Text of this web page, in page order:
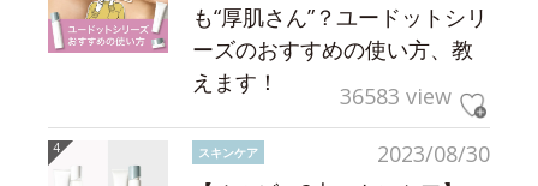
も“厚肌さん”？ユードットシリ
ーズのおすすめの使い方、教
えます！
36583 view
2023/08/30
スキンケア